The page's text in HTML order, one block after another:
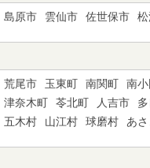
島原市 雲仙市 佐世保市
荒尾市 玉東町 南関町 南
津奈木町
苓北町 人吉市
五木村
山江村 球磨村 あ